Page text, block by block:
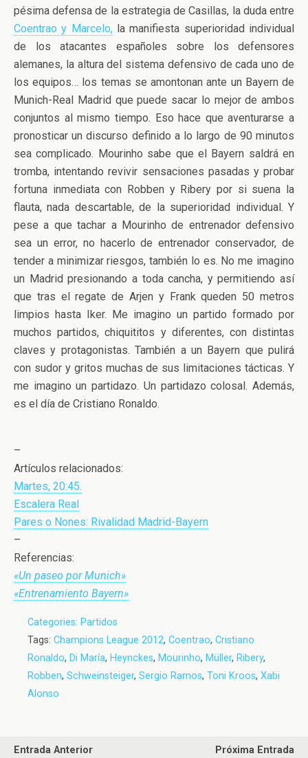
pésima defensa de la estrategia de Casillas, la duda entre
Coentrao y Marcelo,la manifiesta superioridad individual
de los atacantes españoles sobre los defensores
alemanes, la altura del sistema defensivo de cada uno de
los equipos… los temas se amontonan ante un Bayern de
Munich-Real Madrid que puede sacar lo mejor de ambos
conjuntos al mismo tiempo. Eso hace que aventurarse a
pronosticar un discurso definido a lo largo de 90 minutos
sea complicado. Mourinho sabe que el Bayern saldrá en
tromba, intentando revivir sensaciones pasadas y probar
fortuna inmediata con Robben y Ribery por si suena la
flauta, nada descartable, de la superioridad individual. Y
pese a que tachar a Mourinho de entrenador defensivo
sea un error, no hacerlo de entrenador conservador, de
tender a minimizar riesgos, también lo es. No me imagino
un Madrid presionando a toda cancha, y permitiendo así
que tras el regate de Arjen y Frank queden 50 metros
limpios hasta Iker. Me imagino un partido formado por
muchos partidos, chiquititos y diferentes, con distintas
claves y protagonistas. También a un Bayern que pulirá
con sudor y gritos muchas de sus limitaciones tácticas. Y
me imagino un partidazo. Un partidazo colosal. Además,
es el día de Cristiano Ronaldo.
–
Artículos relacionados:
Martes, 20:45.
Escalera Real
Pares o Nones: Rivalidad Madrid-Bayern
–
Referencias:
«Un paseo por Munich»
«Entrenamiento Bayern»
Categories: Partidos
Tags: Champions League 2012, Coentrao, Cristiano
Ronaldo, Di María, Heynckes, Mourinho, Müller, Ribery,
Robben, Schweinsteiger, Sergio Ramos, Toni Kroos, Xabi
Alonso
Entrada Anterior Próxima Entrada